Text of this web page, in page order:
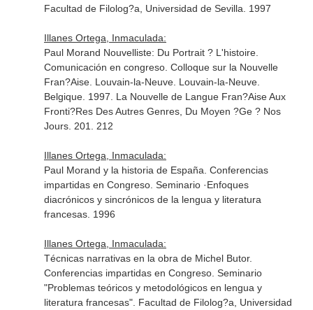
Facultad de Filolog?a, Universidad de Sevilla. 1997
Illanes Ortega, Inmaculada:
Paul Morand Nouvelliste: Du Portrait ? L'histoire.
Comunicación en congreso. Colloque sur la Nouvelle
Fran?Aise. Louvain-la-Neuve. Louvain-la-Neuve.
Belgique. 1997. La Nouvelle de Langue Fran?Aise Aux
Fronti?Res Des Autres Genres, Du Moyen ?Ge ? Nos
Jours. 201. 212
Illanes Ortega, Inmaculada:
Paul Morand y la historia de España. Conferencias
impartidas en Congreso. Seminario ·Enfoques
diacrónicos y sincrónicos de la lengua y literatura
francesas. 1996
Illanes Ortega, Inmaculada:
Técnicas narrativas en la obra de Michel Butor.
Conferencias impartidas en Congreso. Seminario
"Problemas teóricos y metodológicos en lengua y
literatura francesas". Facultad de Filolog?a, Universidad